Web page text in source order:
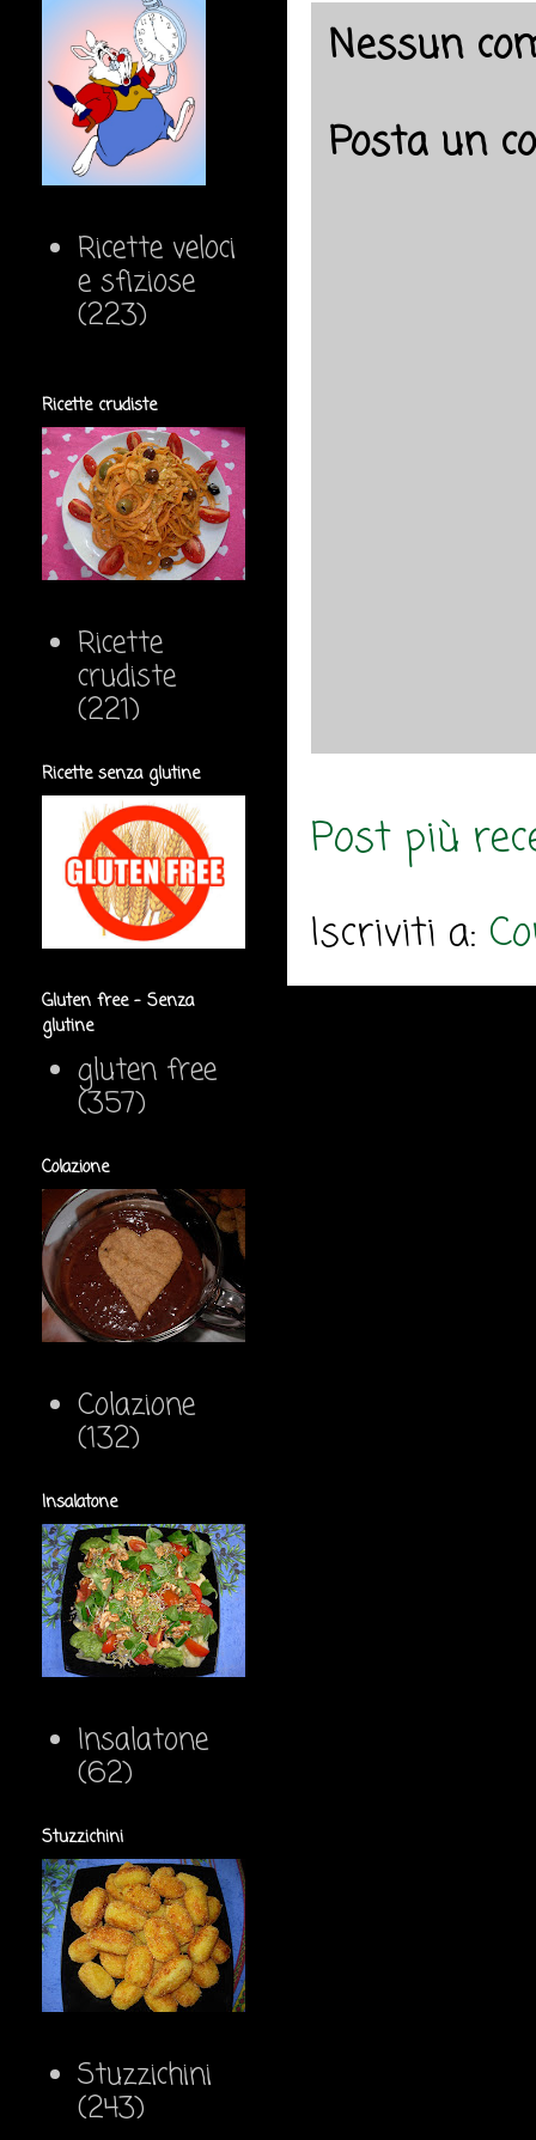
Nessun
Posta un
Post più
Iscriviti a:
Ricette veloci
e sfiziose
(223)
Ricette crudiste
Ricette
crudiste
(221)
Ricette senza glutine
Gluten free - Senza
glutine
gluten free
(357)
Colazione
Colazione
(132)
Insalatone
Insalatone
(62)
Stuzzichini
Stuzzichini
(243)